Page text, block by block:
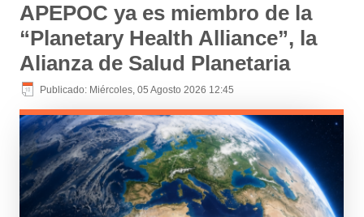
APEPOC ya es miembro de la
“Planetary Health Alliance”, la
Alianza de Salud Planetaria
Publicado: Miércoles, 05 Agosto 2026 12:45